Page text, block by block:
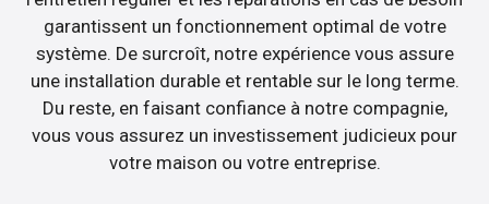
garantissent un fonctionnement optimal de votre
système. De surcroît, notre expérience vous assure
une installation durable et rentable sur le long terme.
Du reste, en faisant confiance à notre compagnie,
vous vous assurez un investissement judicieux pour
votre maison ou votre entreprise.